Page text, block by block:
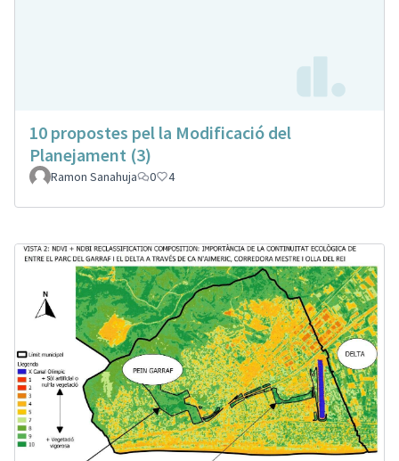
10 propostes pel la Modificació del
Planejament (3)
Ramon Sanahuja 0 4